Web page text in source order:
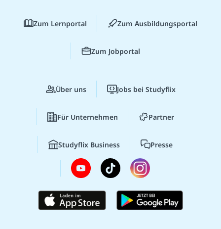
Zum Lernportal Zum Ausbildungsportal
Zum Jobportal
Über uns Jobs bei Studyflix
Für Unternehmen Partner
Studyflix Business Presse